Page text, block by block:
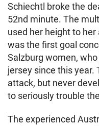
Schiechtl broke the
52nd minute. The
used her height to
was the first goal
Salzburg women,
jersey since this
attack, but never
to seriously trouble
The experienced